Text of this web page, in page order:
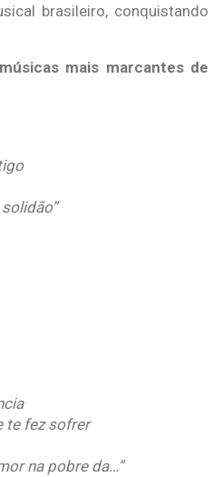
brasileiro, conquistando
mais marcantes de
te fez sofrer
na pobre da…”